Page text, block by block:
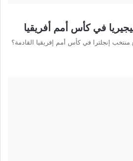
في كأس أمم أفريقيا
إنجلترا في كأس أمم إفريقيا القادمة؟